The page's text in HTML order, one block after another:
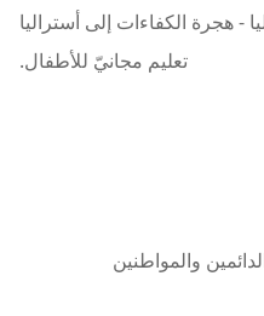
- هجرة الكفاءات إلى أستراليا
تعليم مجانيّ للأطفال.
والمواطنين